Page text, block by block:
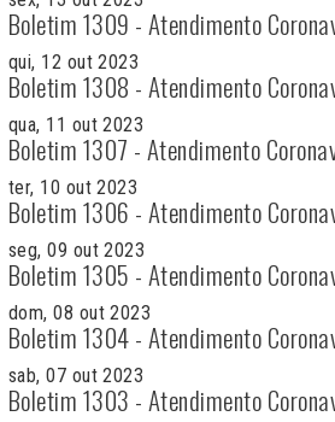
Boletim 1309 - Atendimento
qui, 12 out 2023
Boletim 1308 - Atendimento
qua, 11 out 2023
Boletim 1307 - Atendimento
ter, 10 out 2023
Boletim 1306 - Atendimento
seg, 09 out 2023
Boletim 1305 - Atendimento
dom, 08 out 2023
Boletim 1304 - Atendimento
sab, 07 out 2023
Boletim 1303 - Atendimento